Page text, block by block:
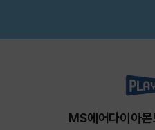
MS에어다이아